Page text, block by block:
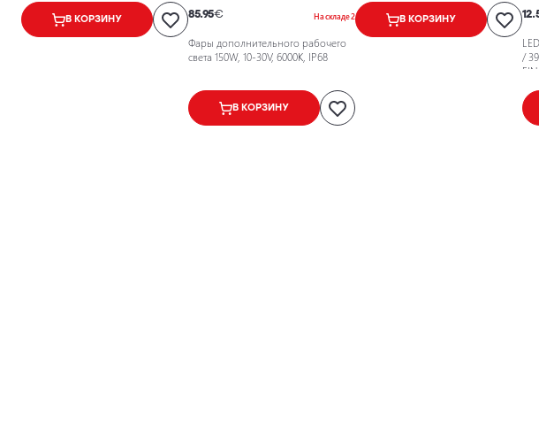
В КОРЗИНУ 85.95€ На складе 2
Фары дополнительного рабочего
света 150W, 10-30V, 6000K, IP68
В КОРЗИНУ
В КОРЗИНУ
/